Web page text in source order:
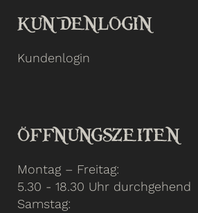
KUNDENLOGIN
Kundenlogin
ÖFFNUNGSZEITEN
Montag – Freitag:
5.30 - 18.30 Uhr durchgehend
Samstag: